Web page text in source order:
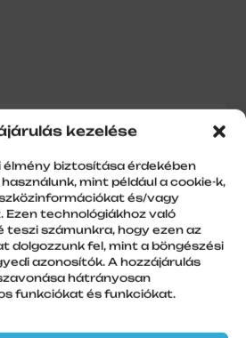
kezelése
élmény biztosítása érdekében
mint például a cookie-k,
és/vagy
Ezen technológiákhoz való
teszi számunkra, hogy ezen az
dolgozzunk fel, mint a böngészési
azonosítók. A hozzájárulás
hátrányosan
funkciókat és funkciókat.
tokvég, SF300a, fix,